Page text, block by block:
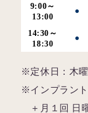
9:00～
13:00
●
14:30～
18:30
●
※定休日：木
※インプラン
＋月１回 日